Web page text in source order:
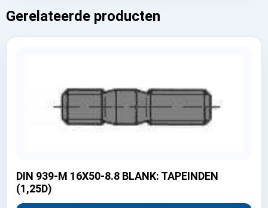
Gerelateerde producten
DIN 939-M 16X50-8.8 BLANK: TAPEINDEN
(1,25D)